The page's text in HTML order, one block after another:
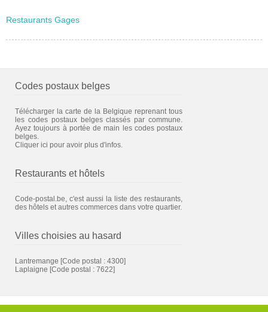
Restaurants Gages
Codes postaux belges
Télécharger la carte de la Belgique reprenant tous
les codes postaux belges classés par commune.
Ayez toujours à portée de main les codes postaux
belges.
Cliquer ici pour avoir plus d'infos.
Restaurants et hôtels
Code-postal.be, c'est aussi la liste des restaurants,
des hôtels et autres commerces dans votre quartier.
Villes choisies au hasard
Lantremange [Code postal : 4300]
Laplaigne [Code postal : 7622]